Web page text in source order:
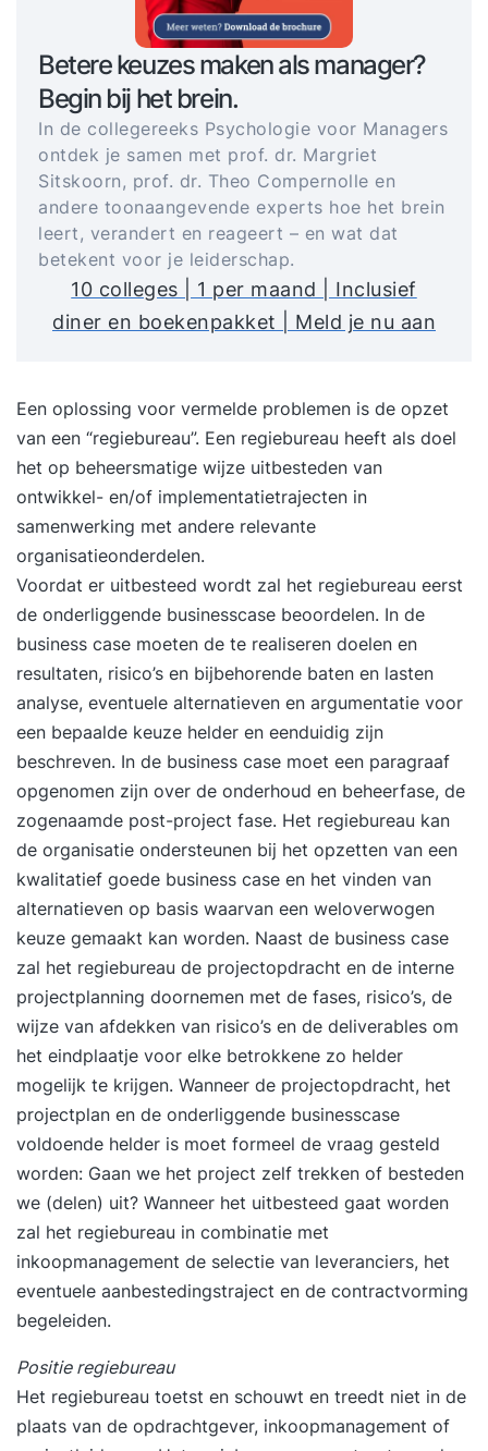
Betere keuzes maken als manager?
Begin bij het brein.
In de collegereeks Psychologie voor Managers
ontdek je samen met prof. dr. Margriet
Sitskoorn, prof. dr. Theo Compernolle en
andere toonaangevende experts hoe het brein
leert, verandert en reageert – en wat dat
betekent voor je leiderschap.
10 colleges | 1 per maand | Inclusief
diner en boekenpakket | Meld je nu aan
Een oplossing voor vermelde problemen is de opzet
van een “regiebureau”. Een regiebureau heeft als doel
het op beheersmatige wijze uitbesteden van
ontwikkel- en/of implementatietrajecten in
samenwerking met andere relevante
organisatieonderdelen.
Voordat er uitbesteed wordt zal het regiebureau eerst
de onderliggende businesscase beoordelen. In de
business case moeten de te realiseren doelen en
resultaten, risico’s en bijbehorende baten en lasten
analyse, eventuele alternatieven en argumentatie voor
een bepaalde keuze helder en eenduidig zijn
beschreven. In de business case moet een paragraaf
opgenomen zijn over de onderhoud en beheerfase, de
zogenaamde post-project fase. Het regiebureau kan
de organisatie ondersteunen bij het opzetten van een
kwalitatief goede business case en het vinden van
alternatieven op basis waarvan een weloverwogen
keuze gemaakt kan worden. Naast de business case
zal het regiebureau de projectopdracht en de interne
projectplanning doornemen met de fases, risico’s, de
wijze van afdekken van risico’s en de deliverables om
het eindplaatje voor elke betrokkene zo helder
mogelijk te krijgen. Wanneer de projectopdracht, het
projectplan en de onderliggende businesscase
voldoende helder is moet formeel de vraag gesteld
worden: Gaan we het project zelf trekken of besteden
we (delen) uit? Wanneer het uitbesteed gaat worden
zal het regiebureau in combinatie met
inkoopmanagement de selectie van leveranciers, het
eventuele aanbestedingstraject en de contractvorming
begeleiden.
Positie regiebureau
Het regiebureau toetst en schouwt en treedt niet in de
plaats van de opdrachtgever, inkoopmanagement of